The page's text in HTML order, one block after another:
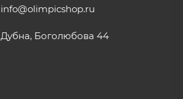
info@olimpicshop.ru
Дубна, Боголюбова 44